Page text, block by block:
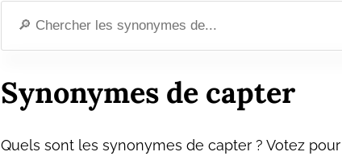
Synonymes de capter
Quels sont les synonymes de capter ? Votez